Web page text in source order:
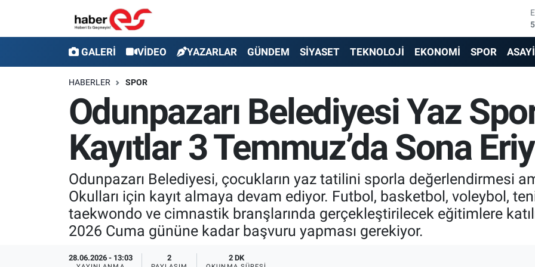
GALERİ VİDEO YAZARLAR GÜNDEM SİYASET TEKNOLOJİ EKONOMİ SPOR
HABERLER SPOR
Odunpazarı Belediyesi Yaz
Kayıtlar 3 Temmuz’da Sona
Odunpazarı Belediyesi, çocukların yaz tatilini sporla değerlendirmesi
Okulları için kayıt almaya devam ediyor. Futbol, basketbol, voleybol,
taekwondo ve cimnastik branşlarında gerçekleştirilecek eğitimlere
2026 Cuma gününe kadar başvuru yapması gerekiyor.
28.06.2026 - 13:03 2 2 DK
YAZARLAR
GÜNDEM
TEKNOLOJİ
EKONOMİ
Eskişehir Nöbetçi Eczaneler
Eskişehir Trafik Yoğunluk Haritası
Süper Lig Puan Durumu ve Fikstür
Son Dakika Haberleri
Haber Arşivi